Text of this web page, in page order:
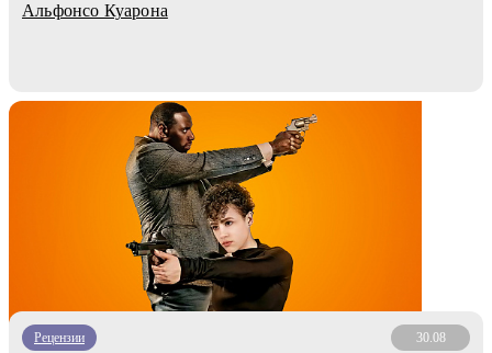
Альфонсо Куарона
Рецензии 30.08